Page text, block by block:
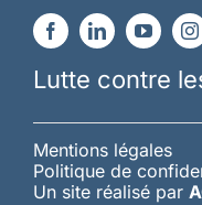
Lutte contre
Mentions légales
Politique de
Un site réalisé par